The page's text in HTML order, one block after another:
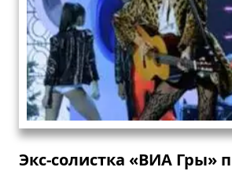
Экс-солистка «ВИА Гры»